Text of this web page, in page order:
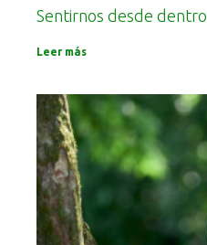
Sentirnos desde dentro
Leer más